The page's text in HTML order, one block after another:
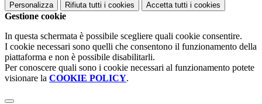
Personalizza Rifiuta tutti i cookies Accetta tutti i cookies
Gestione cookie
In questa schermata è possibile scegliere quali cookie consentire.
I cookie necessari sono quelli che consentono il funzionamento della
piattaforma e non è possibile disabilitarli.
Per conoscere quali sono i cookie necessari al funzionamento potete
visionare la COOKIE POLICY.